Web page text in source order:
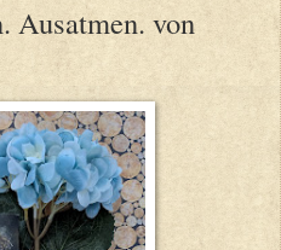
Ausatmen. von